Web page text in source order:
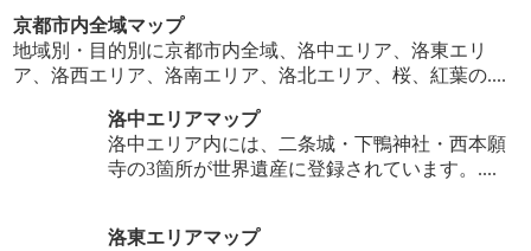
京都市内全域マップ
地域別・目的別に京都市内全域、洛中エリア、洛東エリ
ア、洛西エリア、洛南エリア、洛北エリア、桜、紅葉の....
洛中エリアマップ
洛中エリア内には、二条城・下鴨神社・西本願
寺の3箇所が世界遺産に登録されています。....
洛東エリアマップ